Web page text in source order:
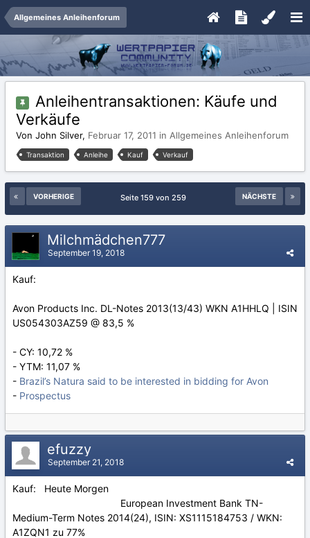
Allgemeines Anleihenforum
Anleihentransaktionen: Käufe und
Verkäufe
Von John Silver, Februar 17, 2011 in Allgemeines Anleihenforum
Transaktion Anleihe Kauf Verkauf
VORHERIGE NÄCHSTE
Seite 159 von 259
Milchmädchen777
September 19, 2018
Kauf:
Avon Products Inc. DL-Notes 2013(13/43) WKN A1HHLQ | ISIN
US054303AZ59 @ 83,5 %
- CY: 10,72 %
- YTM: 11,07 %
- Brazil’s Natura said to be interested in bidding for Avon
- Prospectus
efuzzy
September 21, 2018
Kauf: Heute Morgen
European Investment Bank TN-
Medium-Term Notes 2014(24), ISIN: XS1115184753 / WKN:
A1ZQN1 zu 77%